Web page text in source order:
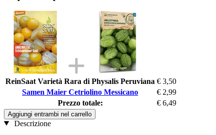
ReinSaat Varietà Rara di Physalis Peruviana € 3,50
Samen Maier Cetriolino Messicano
€ 2,99
Prezzo totale:
€ 6,49
Aggiungi entrambi nel carrello
Descrizione